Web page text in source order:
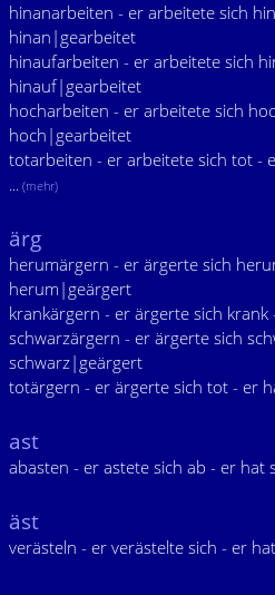
hinanarbeiten - er arbeitete sich
hinan|gearbeitet
hinaufarbeiten - er arbeitete sich
hinauf|gearbeitet
hocharbeiten - er arbeitete sich
hoch|gearbeitet
totarbeiten - er arbeitete sich tot -
... (mehr)
ärg
herumärgern - er ärgerte sich
herum|geärgert
krankärgern - er ärgerte sich
schwarzärgern - er ärgerte sich
schwarz|geärgert
totärgern - er ärgerte sich tot - er
ast
abasten - er astete sich ab - er hat
äst
verästeln - er verästelte sich - er